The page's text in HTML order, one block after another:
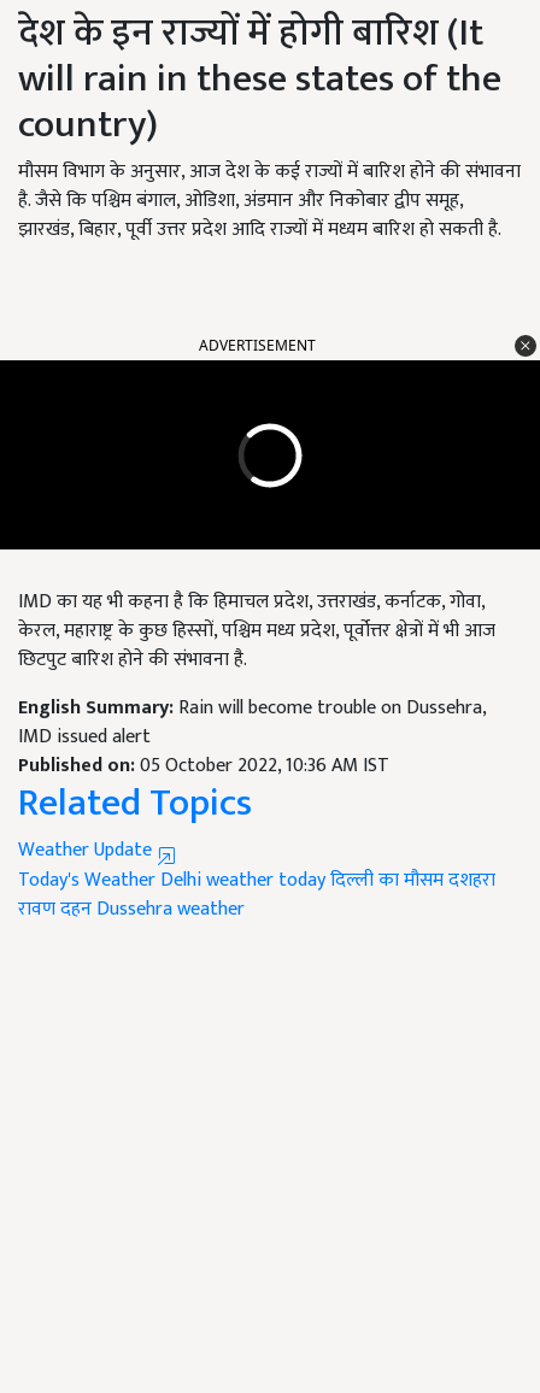
देश के इन राज्यों में होगी बारिश (It
will rain in these states of the
country)
मौसम विभाग के अनुसार, आज देश के कई राज्यों में बारिश होने की संभावना
है. जैसे कि पश्चिम बंगाल, ओडिशा, अंडमान और निकोबार द्वीप समूह,
झारखंड, बिहार, पूर्वी उत्तर प्रदेश आदि राज्यों में मध्यम बारिश हो सकती है.
ADVERTISEMENT
IMD का यह भी कहना है कि हिमाचल प्रदेश, उत्तराखंड, कर्नाटक, गोवा,
केरल, महाराष्ट्र के कुछ हिस्सों, पश्चिम मध्य प्रदेश, पूर्वोत्तर क्षेत्रों में भी आज
छिटपुट बारिश होने की संभावना है.
English Summary:Rain will become trouble on Dussehra,
IMD issued alert
Published on:05 October 2022, 10:36 AM IST
Related Topics
Weather Update
Today's WeatherDelhi weather todayदिल्ली का मौसमदशहरा
रावण दहनDussehra weather